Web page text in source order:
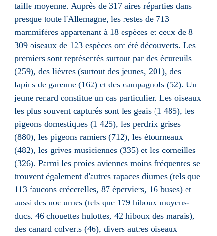
taille moyenne. Auprès de 317 aires réparties dans
presque toute l'Allemagne, les restes de 713
mammifères appartenant à 18 espèces et ceux de 8
309 oiseaux de 123 espèces ont été découverts. Les
premiers sont représentés surtout par des écureuils
(259), des lièvres (surtout des jeunes, 201), des
lapins de garenne (162) et des campagnols (52). Un
jeune renard constitue un cas particulier. Les oiseaux
les plus souvent capturés sont les geais (1 485), les
pigeons domestiques (1 425), les perdrix grises
(880), les pigeons ramiers (712), les étourneaux
(482), les grives musiciennes (335) et les corneilles
(326). Parmi les proies aviennes moins fréquentes se
trouvent également d'autres rapaces diurnes (tels que
113 faucons crécerelles, 87 éperviers, 16 buses) et
aussi des nocturnes (tels que 179 hiboux moyens-
ducs, 46 chouettes hulottes, 42 hiboux des marais),
des canard colverts (46), divers autres oiseaux